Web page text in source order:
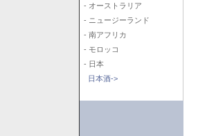
- オーストラリア
- ニュージーランド
- 南アフリカ
- モロッコ
- 日本
日本酒->